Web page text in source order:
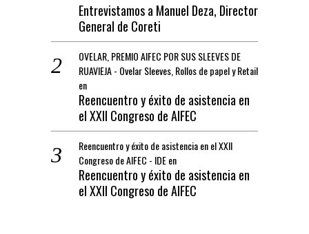
Entrevistamos a Manuel Deza, Director
General de Coreti
OVELAR, PREMIO AIFEC POR SUS SLEEVES DE
RUAVIEJA - Ovelar Sleeves, Rollos de papel y Retail
en
Reencuentro y éxito de asistencia en
el XXII Congreso de AIFEC
Reencuentro y éxito de asistencia en el XXII
Congreso de AIFEC - IDEen
Reencuentro y éxito de asistencia en
el XXII Congreso de AIFEC